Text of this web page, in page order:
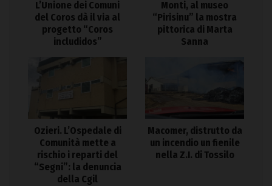
L’Unione dei Comuni
del Coros dà il via al
progetto “Coros
includidos”
Monti, al museo
“Pirisinu” la mostra
pittorica di Marta
Sanna
Ozieri. L’Ospedale di
Comunità mette a
rischio i reparti del
“Segni”: la denuncia
della Cgil
Macomer, distrutto da
un incendio un fienile
nella Z.I. di Tossilo